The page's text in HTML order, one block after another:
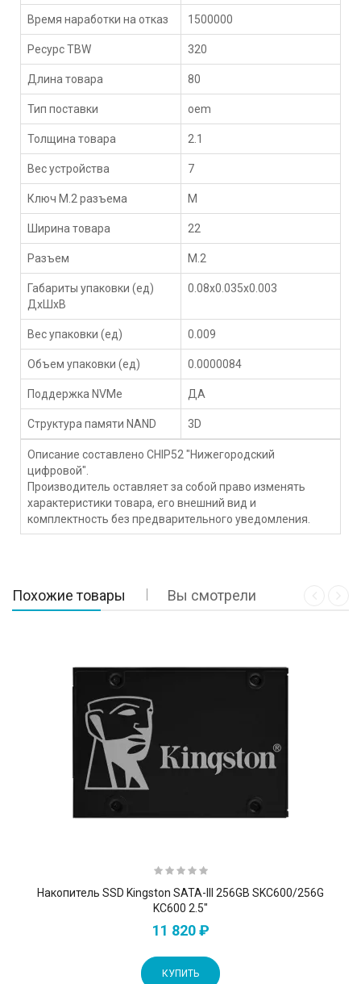
Время наработки на отказ 1500000
Ресурс TBW 320
Длина товара 80
Тип поставки oem
Толщина товара 2.1
Вес устройства 7
Ключ M.2 разъема M
Ширина товара 22
Разъем M.2
Габариты упаковки (ед)
ДхШхВ
0.08x0.035x0.003
Вес упаковки (ед) 0.009
Объем упаковки (ед) 0.0000084
Поддержка NVMe ДА
Структура памяти NAND 3D
Описание составлено CHIP52 "Нижегородский
цифровой".
Производитель оставляет за собой право изменять
характеристики товара, его внешний вид и
комплектность без предварительного уведомления.
Похожие товары Вы смотрели
Накопитель SSD Kingston SATA-III 256GB SKC600/256G
KC600 2.5"
11 820 ₽
КУПИТЬ